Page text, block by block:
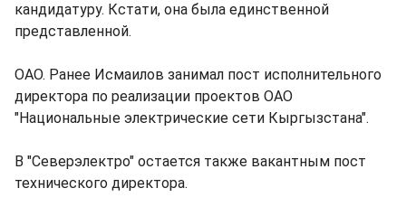
кандидатуру. Кстати, она была единственной
представленной.
ОАО. Ранее Исмаилов занимал пост исполнительного
директора по реализации проектов ОАО
"Национальные электрические сети Кыргызстана".
В "Северэлектро" остается также вакантным пост
технического директора.